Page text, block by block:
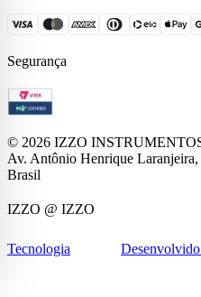
Segurança
© 2026 IZZO
Av. Antônio Henrique Laranjeira,
Brasil
IZZO @ IZZO
Tecnologia